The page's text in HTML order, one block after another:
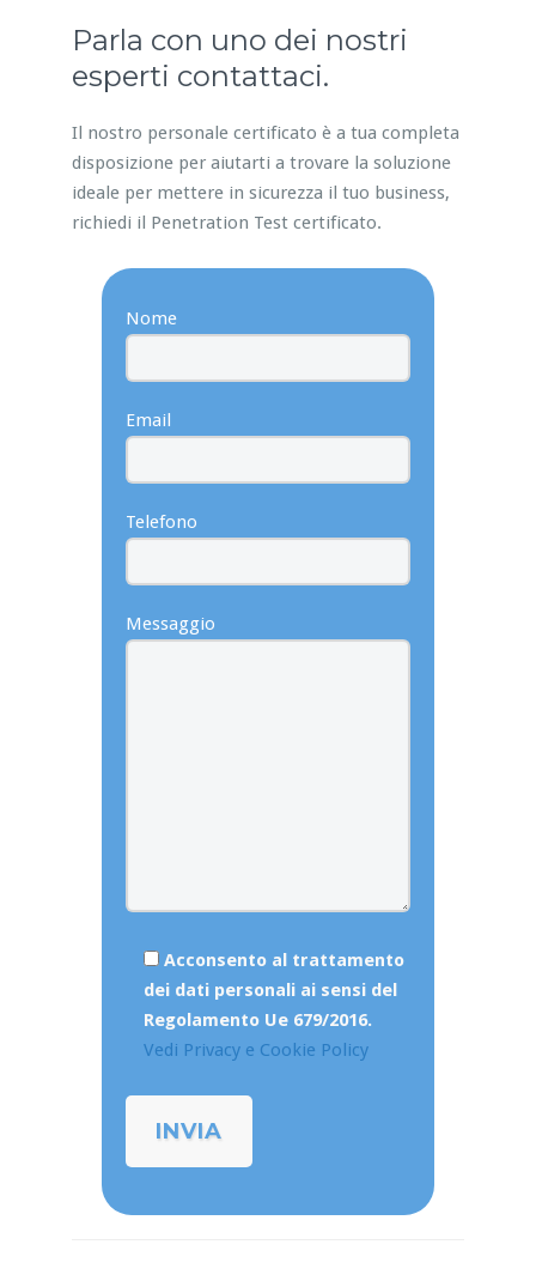
Parla con uno dei nostri
esperti contattaci.
Il nostro personale certificato è a tua completa
disposizione per aiutarti a trovare la soluzione
ideale per mettere in sicurezza il tuo business,
richiedi il Penetration Test certificato.
Nome
Email
Telefono
Messaggio
Acconsento al trattamento
dei dati personali ai sensi del
Regolamento Ue 679/2016.
Vedi Privacy e Cookie Policy